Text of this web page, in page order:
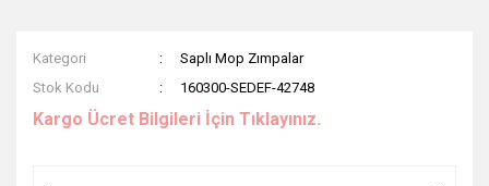
Kategori
Saplı Mop Zımpalar
Stok Kodu
160300-SEDEF-42748
Kargo Ücret Bilgileri İçin Tıklayınız.